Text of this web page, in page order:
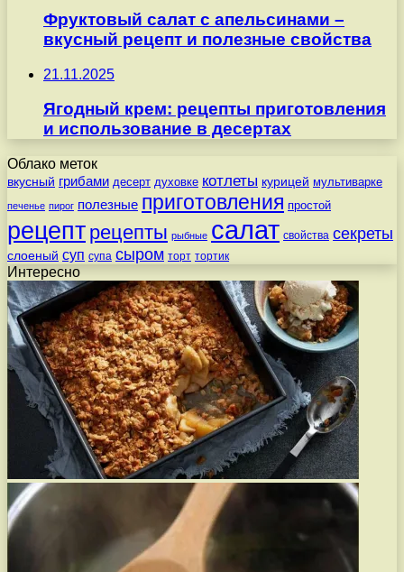
Фруктовый салат с апельсинами –
вкусный рецепт и полезные свойства
21.11.2025
Ягодный крем: рецепты приготовления
и использование в десертах
Облако меток
вкусный грибами десерт духовке котлеты курицей мультиварке
печенье пирог полезные приготовления простой
рецепт рецепты рыбные салат свойства секреты
слоеный суп супа сыром торт тортик
Интересно